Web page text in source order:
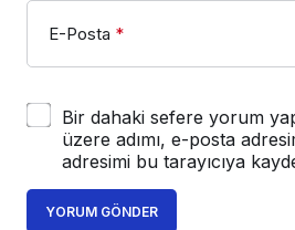
E-Posta *
Bir dahaki sefere yorum
üzere adımı, e-posta
adresimi bu tarayıcıya
YORUM GÖNDER